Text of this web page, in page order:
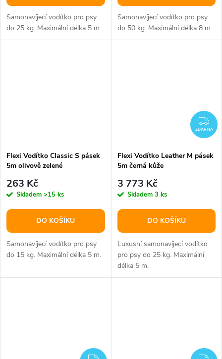
Samonavíjecí vodítko pro psy
do 25 kg. Maximální délka 5 m.
Samonavíjecí vodítko pro psy
do 50 kg. Maximální délka 8 m.
Flexi Vodítko Classic S pásek
5m olivově zelené
263 Kč
Skladem >15 ks
DO KOŠÍKU
Samonavíjecí vodítko pro psy
do 15 kg. Maximální délka 5 m.
ZDARMA
Flexi Vodítko Leather M pásek
5m černá kůže
3 773 Kč
Skladem 3 ks
DO KOŠÍKU
Luxusní samonavíjecí vodítko
pro psy do 25 kg. Maximální
délka 5 m.